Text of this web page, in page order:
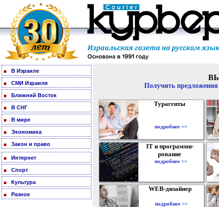
В Израиле
СМИ Израиля
Ближний Восток
В СНГ
В мире
Экономика
Закон и право
Интернет
Спорт
Культура
Разное
Получить
Турагенты
подробнее >>
IT и программи-
рование
подробнее >>
WEB-дизайнер
подробнее >>